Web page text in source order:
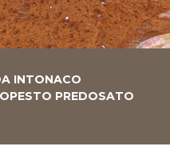
INTONACO
PREDOSATO